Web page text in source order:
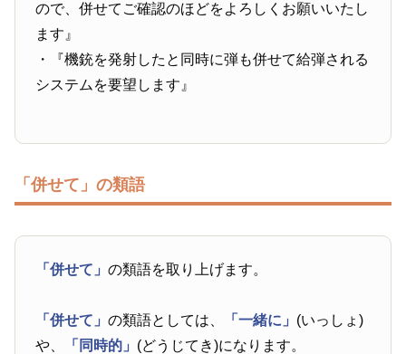
ので、併せてご確認のほどをよろしくお願いいたし
ます』
・『機銃を発射したと同時に弾も併せて給弾される
システムを要望します』
「併せて」の類語
「併せて」の類語を取り上げます。
「併せて」の類語としては、 「一緒に」 (いっしょ)
や、
「同時的」 (どうじてき)になります。